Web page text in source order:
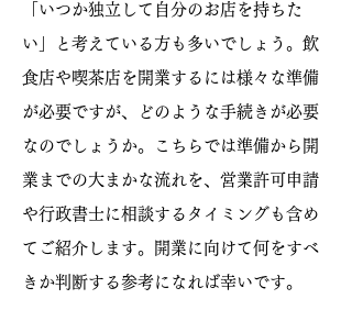
「いつか独立して自分のお店を持ちた
い」と考えている方も多いでしょう。飲
食店や喫茶店を開業するには様々な準備
が必要ですが、どのような手続きが必要
なのでしょうか。こちらでは準備から開
業までの大まかな流れを、営業許可申請
や行政書士に相談するタイミングも含め
てご紹介します。開業に向けて何をすべ
きか判断する参考になれば幸いです。